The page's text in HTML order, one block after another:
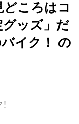
ころはコ
グッズ」だ
イク！ の
!